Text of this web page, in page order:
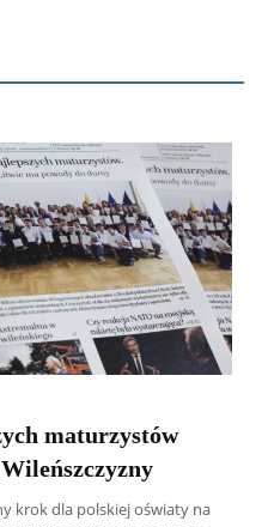
maturzystów
krok dla polskiej oświaty na